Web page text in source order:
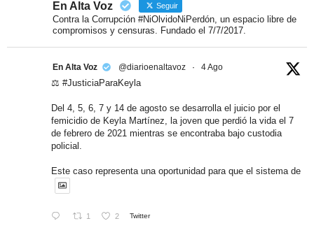
En Alta Voz Seguir
Contra la Corrupción #NiOlvidoNiPerdón, un espacio libre de
compromisos y censuras. Fundado el 7/7/2017.
En Alta Voz @diarioenaltavoz · 4 Ago
⚖️ #JusticiaParaKeyla
Del 4, 5, 6, 7 y 14 de agosto se desarrolla el juicio por el
femicidio de Keyla Martínez, la joven que perdió la vida el 7
de febrero de 2021 mientras se encontraba bajo custodia
policial.
Este caso representa una oportunidad para que el sistema de
1 2 Twitter